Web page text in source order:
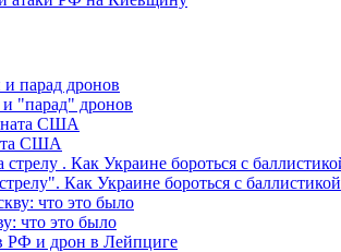
"парад" дронов
США
Как Украине бороться с баллистикой
что это было